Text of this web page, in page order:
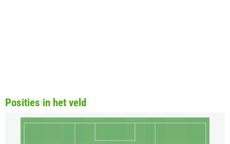
Posities in het veld